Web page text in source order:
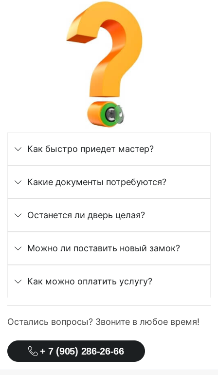
Как быстро приедет мастер?
Какие документы потребуются?
Останется ли дверь целая?
Можно ли поставить новый замок?
Как можно оплатить услугу?
Остались вопросы? Звоните в любое время!
+ 7 (905) 286-26-66